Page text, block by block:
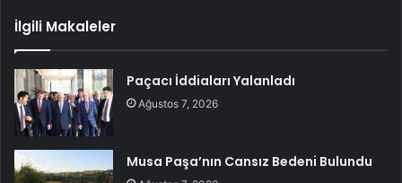
İlgili Makaleler
Paçacı İddiaları Yalanladı
Ağustos 7, 2026
Musa Paşa’nın Cansız Bedeni Bulundu